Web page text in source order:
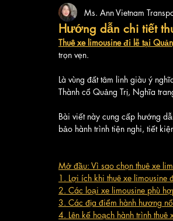
Hướng dẫn chi tiết
Ms. Ann Vietnam
Thuê xe limousine đi lễ tại
trọn vẹn.
Là vùng đất tâm linh giàu ý
Thành cổ Quảng Trị, Nghĩa
Bài viết này cung cấp hướng
bảo hành trình tiện nghi, tiết
Mở đầu: Vì sao chọn thuê xe
1. Lợi ích khi thuê xe limousine
2. Các loại xe limousine phù
3. Các địa điểm hành hương
4. Lên kế hoạch hành trình